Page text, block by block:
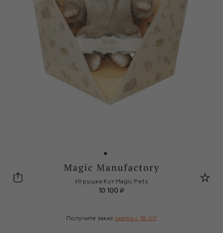
Magic Manufactory
Игрушка Кот Magic Pets
10 100 ₽
Получите заказ завтра c 18:00